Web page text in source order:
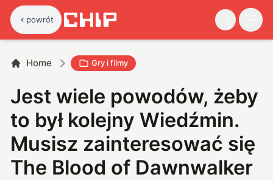
powrót
Home Gry i filmy
Jest wiele powodów, żeby
to był kolejny Wiedźmin.
Musisz zainteresować się
The Blood of Dawnwalker